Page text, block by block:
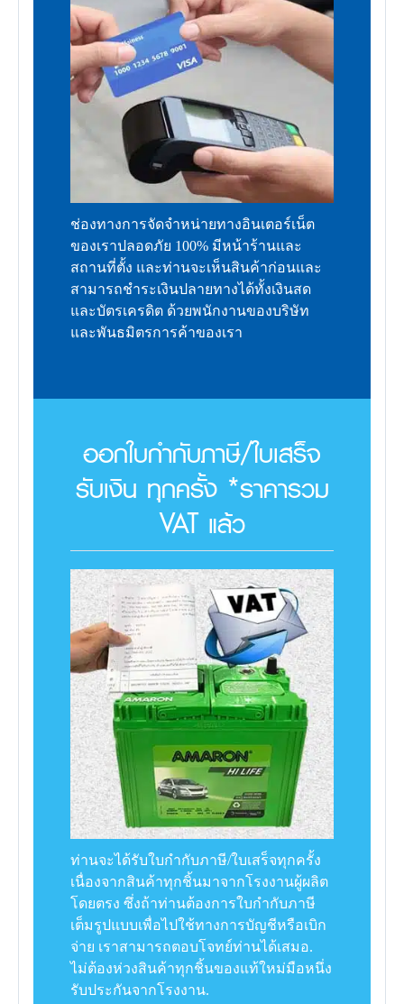
ช่องทางการจัดจำหน่ายทางอินเตอร์เน็ต
ของเราปลอดภัย 100% มีหน้าร้านและ
สถานที่ตั้ง และท่านจะเห็นสินค้าก่อนและ
สามารถชำระเงินปลายทางได้ทั้งเงินสด
และบัตรเครดิต ด้วยพนักงานของบริษัท
และพันธมิตรการค้าของเรา
ออกใบกำกับภาษี/ใบเสร็จ
รับเงิน ทุกครั้ง *ราคารวม
VAT แล้ว
ท่านจะได้รับใบกำกับภาษี/ใบเสร็จทุกครั้ง
เนื่องจากสินค้าทุกชิ้นมาจากโรงงานผู้ผลิต
โดยตรง ซึ่งถ้าท่านต้องการใบกำกับภาษี
เต็มรูปแบบเพื่อไปใช้ทางการบัญชีหรือเบิก
จ่าย เราสามารถตอบโจทย์ท่านได้เสมอ.
ไม่ต้องห่วงสินค้าทุกชิ้นของแท้ใหม่มือหนึ่ง
รับประกันจากโรงงาน.